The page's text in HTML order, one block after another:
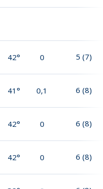
42° 0 5 (7)
41° 0,1 6 (8)
42° 0 6 (8)
42° 0 6 (8)